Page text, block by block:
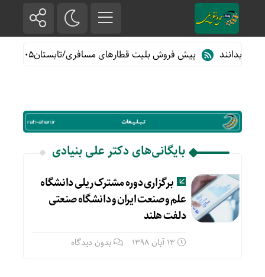
بدانند پیش فروش بلیت قطارهای مسافری/تابستان۱۴۰۵
بایگانی‌های دکتر علی بنیادی
برگزاری دوره مشترک ریلی دانشگاه
علم و صنعت ایران و دانشگاه صنعتی
دلفت هلند
13 آبان 1398 بدون دیدگاه